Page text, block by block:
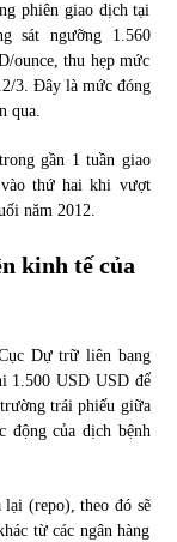
10 cổ phiếu nổi bật
thị trường lập kỷ lục
10 cổ phiếu nổi bật
phiên giao dịch tại
sát ngưỡng 1.560
ounce, thu hẹp mức
3. Đây là mức đóng
qua.
gần 1 tuần giao
thứ hai khi vượt
năm 2012.
kinh tế của
Dự trữ liên bang
1.500 USD USD để
trái phiếu giữa
động của dịch bệnh
lại (repo), theo đó sẽ
từ các ngân hàng